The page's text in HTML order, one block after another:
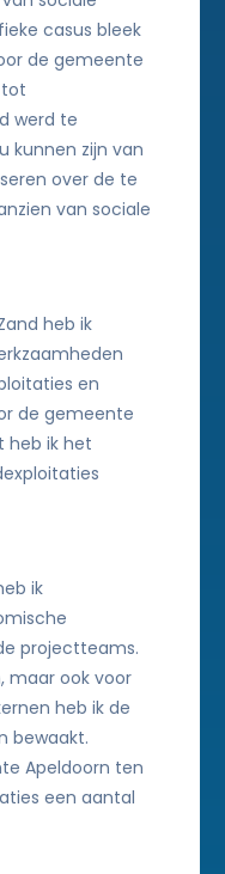
casus bleek
de gemeente
werd te
kunnen zijn van
over de te
van sociale
heb ik
en
de gemeente
heb ik het
ik
projectteams.
maar ook voor
heb ik de
bewaakt.
Apeldoorn ten
een aantal